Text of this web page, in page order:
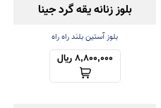
بلوز زنانه یقه گرد جینا
بلوز آستین بلند راه راه
8,800,000 ریال